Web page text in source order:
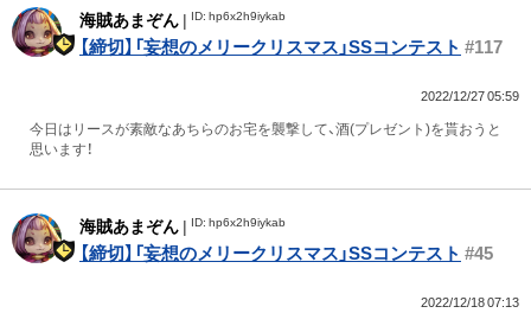
海賊あまぞん | ID: hp6x2h9iykab
【締切】「妄想のメリークリスマス」SSコンテスト #117
2022/12/27 05:59
今日はリースが素敵なあちらのお宅を襲撃して、酒(プレゼント)を貰おうと
思います！
海賊あまぞん | ID: hp6x2h9iykab
【締切】「妄想のメリークリスマス」SSコンテスト #45
2022/12/18 07:13